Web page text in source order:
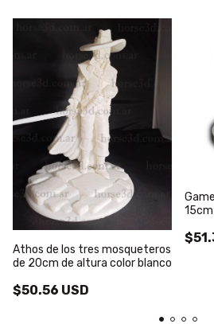
Athos de los tres mosqueteros
de 20cm de altura color blanco
$50.56 USD